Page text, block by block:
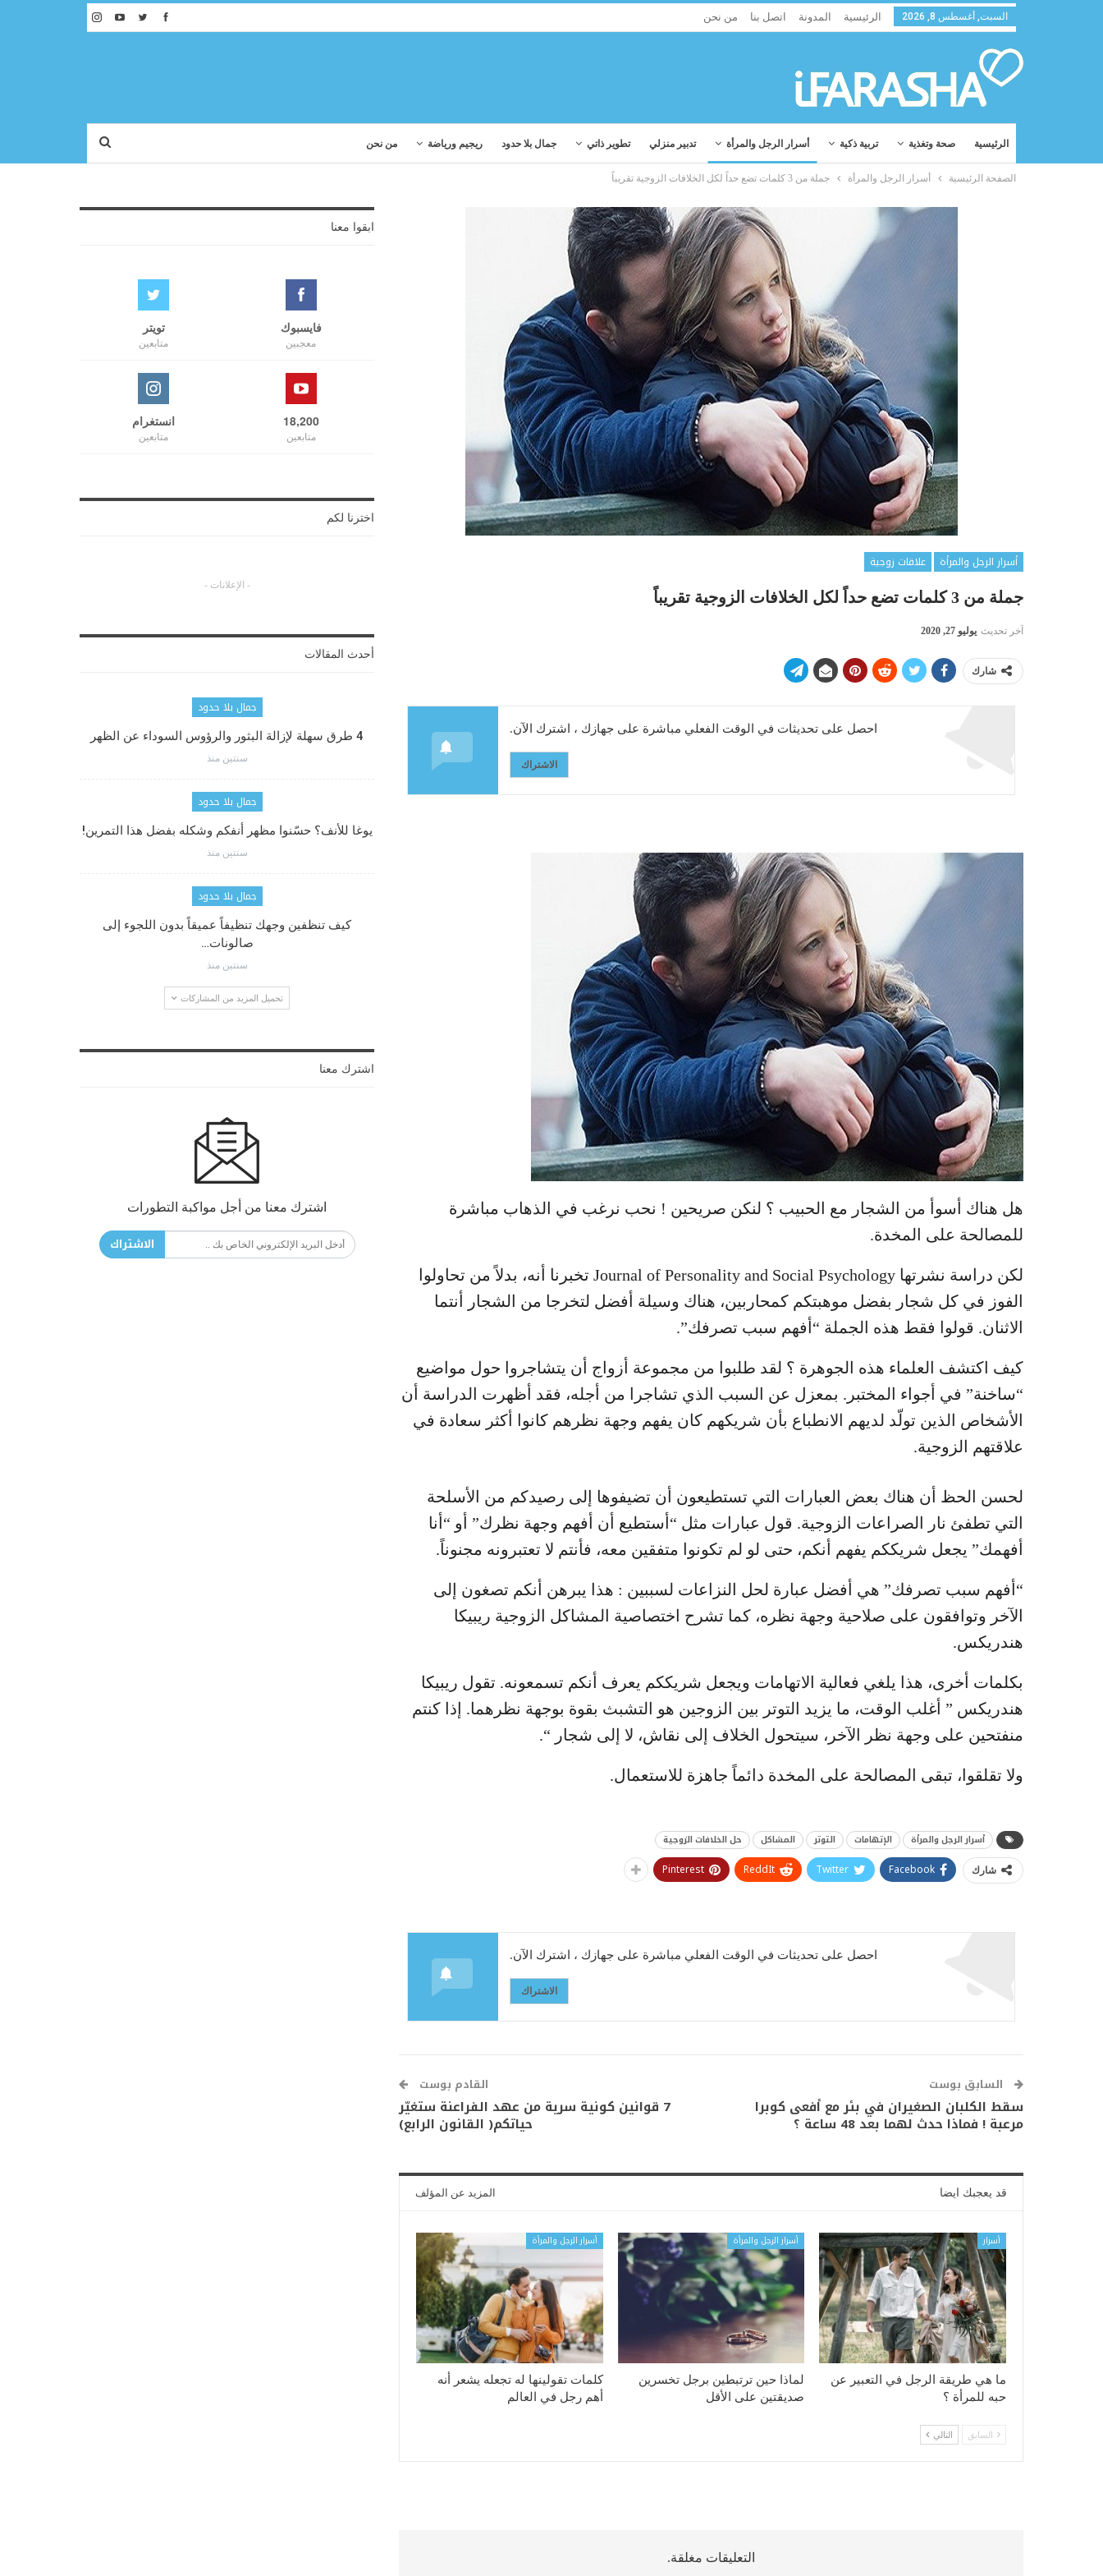
السبت, أغسطس 8, 2026 الرئيسية المدونة اتصل بنا من نحن
الرئيسية صحة وتغذية تربية ذكية أسرار الرجل والمرأة تدبير منزلي تطوير ذاتي جمال بلا حدود ريجيم ورياضة من نحن
الصفحة الرئيسية أسرار الرجل والمرأة جملة من 3 كلمات تضع حداً لكل الخلافات الزوجية تقريباً
أسرار الرجل والمرأة
علاقات زوجية
جملة من 3 كلمات تضع حداً لكل الخلافات الزوجية تقريباً
آخر تحديث يوليو 27, 2020
شارك
احصل على تحديثات في الوقت الفعلي مباشرة على جهازك ، اشترك الآن.
الاشتراك
هل هناك أسوأ من الشجار مع الحبيب ؟ لنكن صريحين ! نحب نرغب في الذهاب مباشرة
للمصالحة على المخدة.
لكن دراسة نشرتها Journal of Personality and Social Psychology تخبرنا أنه، بدلاً من تحاولوا
الفوز في كل شجار بفضل موهبتكم كمحاربين، هناك وسيلة أفضل لتخرجا من الشجار أنتما
الاثنان. قولوا فقط هذه الجملة “أفهم سبب تصرفك”.
كيف اكتشف العلماء هذه الجوهرة ؟ لقد طلبوا من مجموعة أزواج أن يتشاجروا حول مواضيع
“ساخنة” في أجواء المختبر. بمعزل عن السبب الذي تشاجرا من أجله، فقد أظهرت الدراسة أن
الأشخاص الذين تولّد لديهم الانطباع بأن شريكهم كان يفهم وجهة نظرهم كانوا أكثر سعادة في
علاقتهم الزوجية.
لحسن الحظ أن هناك بعض العبارات التي تستطيعون أن تضيفوها إلى رصيدكم من الأسلحة
التي تطفئ نار الصراعات الزوجية. قول عبارات مثل “أستطيع أن أفهم وجهة نظرك” أو “أنا
أفهمك” يجعل شريككم يفهم أنكم، حتى لو لم تكونوا متفقين معه، فأنتم لا تعتبرونه مجنوناً.
“أفهم سبب تصرفك” هي أفضل عبارة لحل النزاعات لسببين : هذا يبرهن أنكم تصغون إلى
الآخر وتوافقون على صلاحية وجهة نظره، كما تشرح اختصاصية المشاكل الزوجية ريبيكا
هندريكس.
بكلمات أخرى، هذا يلغي فعالية الاتهامات ويجعل شريككم يعرف أنكم تسمعونه. تقول ريبيكا
هندريكس ” أغلب الوقت، ما يزيد التوتر بين الزوجين هو التشبث بقوة بوجهة نظرهما. إذا كنتم
منفتحين على وجهة نظر الآخر، سيتحول الخلاف إلى نقاش، لا إلى شجار “.
ولا تقلقوا، تبقى المصالحة على المخدة دائماً جاهزة للاستعمال.
أسرار الرجل والمرأة الإتهامات التوتر المشاكل حل الخلافات الزوجية
شارك Facebook
Twitter
ReddIt
Pinterest
احصل على تحديثات في الوقت الفعلي مباشرة على جهازك ، اشترك الآن.
الاشتراك
السابق بوست
سقط الكلبان الصغيران في بئر مع أفعى كوبرا
مرعبة ! فماذا حدث لهما بعد 48 ساعة ؟
القادم بوست
7 قوانين كونية سرية من عهد الفراعنة ستغيّر
حياتكم( القانون الرابع)
قد يعجبك ايضا المزيد عن المؤلف
أسرار
ما هي طريقة الرجل في التعبير عن
حبه للمرأة ؟
أسرار الرجل والمرأة
لماذا حين ترتبطين برجل تخسرين
صديقتين على الأقل
أسرار الرجل والمرأة
كلمات تقولينها له تجعله يشعر أنه
أهم رجل في العالم
السابق التالي
التعليقات مغلقة.
ابقوا معنا
فايسبوك
معجبين
تويتر
متابعين
18,200
متابعين
انستغرام
متابعين
اخترنا لكم
- الإعلانات -
أحدث المقالات
جمال بلا حدود
4 طرق سهلة لإزالة البثور والرؤوس السوداء عن الظهر
سنتين منذ
جمال بلا حدود
يوغا للأنف؟ حسّنوا مظهر أنفكم وشكله بفضل هذا التمرين!
سنتين منذ
جمال بلا حدود
كيف تنظفين وجهك تنظيفاً عميقاً بدون اللجوء إلى
صالونات…
سنتين منذ
تحميل المزيد من المشاركات
اشترك معنا
اشترك معنا من أجل مواكبة التطورات
الاشتراك